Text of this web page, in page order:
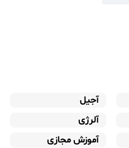
آجیل
آلرژی
آموزش مجازی